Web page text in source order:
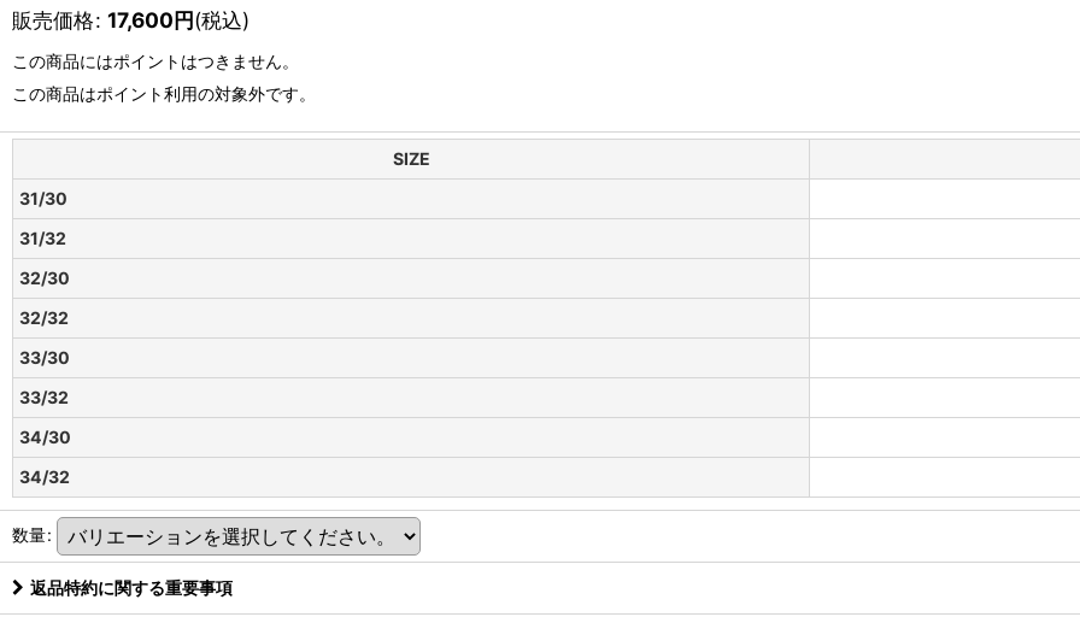
販売価格: 17,600円(税込)
この商品にはポイントはつきません。
この商品はポイント利用の対象外です。
SIZE
31/30
31/32
32/30
32/32
33/30
33/32
34/30
34/32
数量:
返品特約に関する重要事項